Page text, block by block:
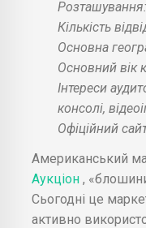
Кількість
Основна
Основний вік
Інтереси
консолі,
Офіційний
Американський
Аукціон ,
Сьогодні це
активно